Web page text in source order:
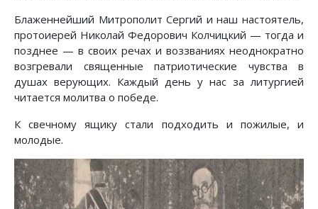
Блаженнейший Митрополит Сергий и наш настоятель,
протоиерей Николай Федорович Колчицкий — тогда и
позднее — в своих речах и воззваниях неоднократно
возгревали священные патриотические чувства в
душах верующих. Каждый день у нас за литургией
читается молитва о победе.
К свечному ящику стали подходить и пожилые, и
молодые.